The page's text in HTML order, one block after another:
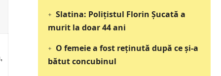
Slatina: Poliţistul Florin Şucată a
murit la doar 44 ani
O femeie a fost reținută după ce și-a
bătut concubinul